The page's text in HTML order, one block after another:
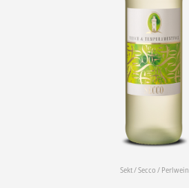
Sekt / Secco / Perlwein